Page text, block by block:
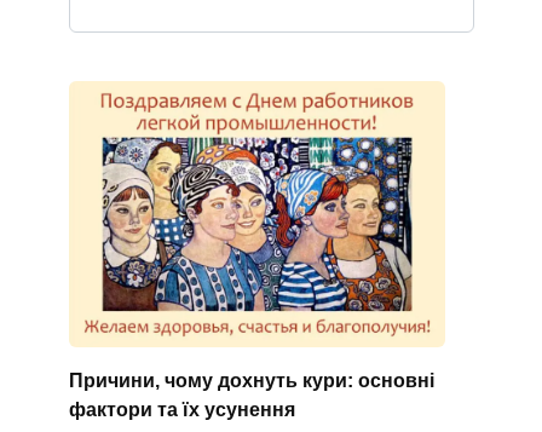
Причини, чому дохнуть кури: основні
фактори та їх усунення